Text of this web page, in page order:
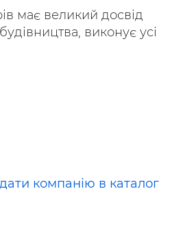
має великий досвід
виконує усі
компанію в каталог